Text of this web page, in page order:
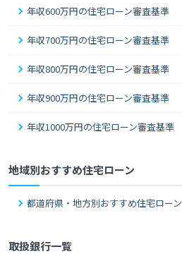
年収600万円の住宅ローン審査基準
年収700万円の住宅ローン審査基準
年収800万円の住宅ローン審査基準
年収900万円の住宅ローン審査基準
年収1000万円の住宅ローン審査基準
地域別おすすめ住宅ローン
都道府県・地方別おすすめ住宅ローン
取扱銀行一覧